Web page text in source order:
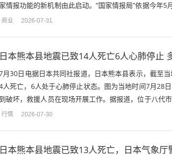
家情报功能的新机制由此启动。“国家情报局”依据今年5
立法案成立。根据该法案，“国家情报会议”在...
商业 2026-07-31
日本熊本县地震已致14人死亡6人心肺停止
月30日电据日本共同社报道，日本熊本县表示，截至
人死亡，6人处于心肺停止状态。图为当地时间7月28
到破坏，救援人员在现场开展工作。据报道，位于八代
有4人下落不明。熊本县嘉岛町一大型商场在地...
行情 2026-07-30